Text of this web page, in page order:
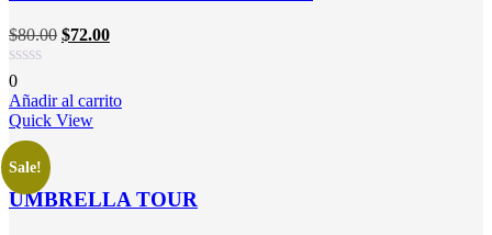
$80.00 $72.00
0
Añadir al carrito
Quick View
Sale!
UMBRELLA TOUR